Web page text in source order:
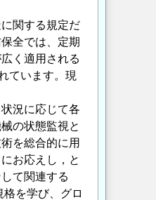
関する規定だ
全では、定期
く適用される
ています。現
況に応じて各
の状態監視と
を総合的に用
お応えし，と
て関連する
を学び、グロ